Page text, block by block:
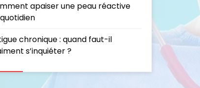
apaiser une peau réactive
chronique : quand faut-il
s’inquiéter ?